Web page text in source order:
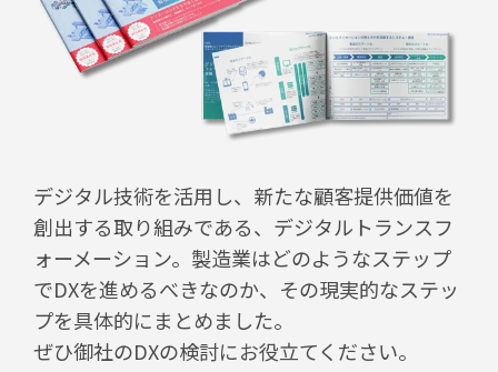
デジタル技術を活用し、新たな顧客提供価値を
創出する取り組みである、デジタルトランスフ
ォーメーション。製造業はどのようなステップ
でDXを進めるべきなのか、その現実的なステッ
プを具体的にまとめました。
ぜひ御社のDXの検討にお役立てください。